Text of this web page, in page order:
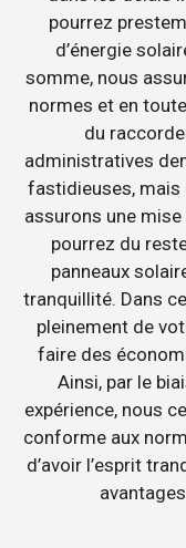
pourrez
d’énergie
somme, nous
normes et en
du
administratives
fastidieuses, mais
assurons une
pourrez du
panneaux
tranquillité. Dans
pleinement de
faire des
Ainsi, par le
expérience, nous
conforme aux
d’avoir l’esprit